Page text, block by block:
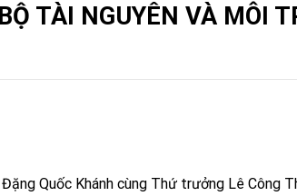
TÀI NGUYÊN VÀ MÔI
Quốc Khánh cùng Thứ trưởng Lê Công